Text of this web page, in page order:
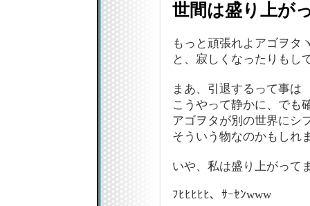
世間は盛り上が
もっと頑張れよアゴヲタ
と、寂しくなったりもし
まあ、引退するって事は
こうやって静かに、でも
アゴヲタが別の世界にシ
そういう物なのかもしれ
いや、私は盛り上がって
ﾌﾋﾋﾋﾋﾋ、ｻｰｾﾝwww